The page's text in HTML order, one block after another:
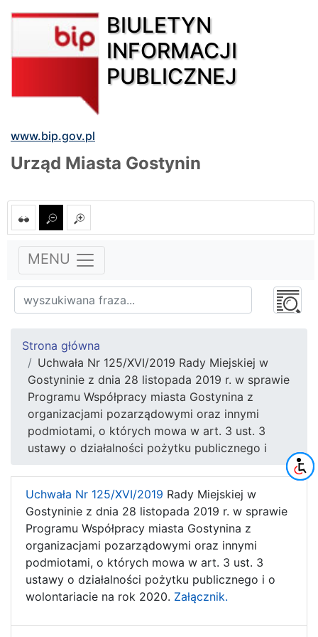
BIULETYN
INFORMACJI
PUBLICZNEJ
www.bip.gov.pl
Urząd Miasta Gostynin
MENU
Strona główna
Uchwała Nr 125/XVI/2019 Rady Miejskiej w
Gostyninie z dnia 28 listopada 2019 r. w sprawie
Programu Współpracy miasta Gostynina z
organizacjami pozarządowymi oraz innymi
podmiotami, o których mowa w art. 3 ust. 3
ustawy o działalności pożytku publicznego i
Uchwała Nr 125/XVI/2019 Rady Miejskiej w
Gostyninie z dnia 28 listopada 2019 r. w sprawie
Programu Współpracy miasta Gostynina z
organizacjami pozarządowymi oraz innymi
podmiotami, o których mowa w art. 3 ust. 3
ustawy o działalności pożytku publicznego i o
wolontariacie na rok 2020. Załącznik.